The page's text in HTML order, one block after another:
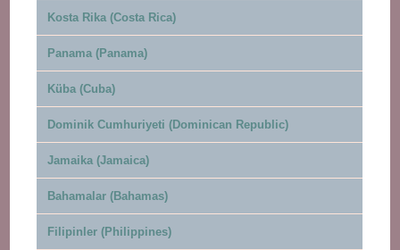
Kosta Rika (Costa Rica)
Panama (Panama)
Küba (Cuba)
Dominik Cumhuriyeti (Dominican Republic)
Jamaika (Jamaica)
Bahamalar (Bahamas)
Filipinler (Philippines)